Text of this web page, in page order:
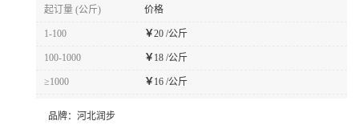
起订量 (公斤) 价格
1-100 ￥20 /公斤
100-1000 ￥18 /公斤
≥1000 ￥16 /公斤
品牌： 河北润步